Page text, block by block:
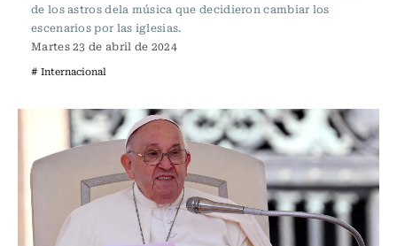
de los astros dela música que decidieron cambiar los
escenarios por las iglesias.
Martes 23 de abril de 2024
# Internacional